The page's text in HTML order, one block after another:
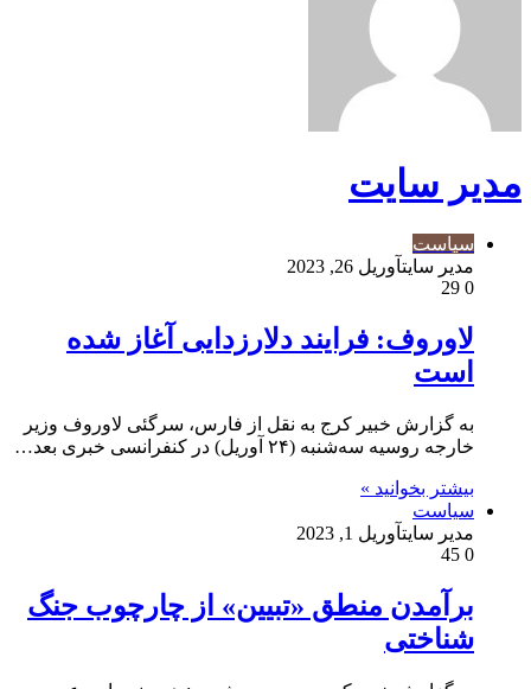
مدیر سایت
سیاست
مدیر سایتآوریل 26, 2023
0
لاوروف: فرایند دلارزدایی آغاز شده
است
به گزارش خبیر کرج به نقل از فارس، سرگئی لاوروف وزیر
خارجه روسیه سه‌شنبه (۲۴ آوریل) در کنفرانسی خبری بعد…
بیشتر بخوانید »
سیاست
مدیر سایتآوریل 1, 2023
0
برآمدن منطق «تبیین» از چارچوب جنگ
شناختی